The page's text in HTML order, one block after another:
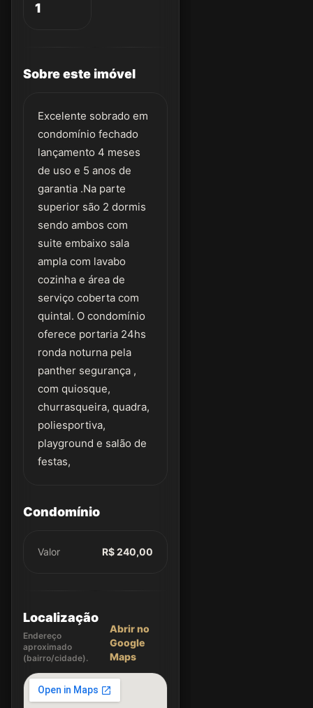
1
Sobre este imóvel
Excelente sobrado em
condomínio fechado
lançamento 4 meses
de uso e 5 anos de
garantia .Na parte
superior são 2 dormis
sendo ambos com
suite embaixo sala
ampla com lavabo
cozinha e área de
serviço coberta com
quintal. O condomínio
oferece portaria 24hs
ronda noturna pela
panther segurança ,
com quiosque,
churrasqueira, quadra,
poliesportiva,
playground e salão de
festas,
Condomínio
Valor R$ 240,00
Localização
Endereço
aproximado
(bairro/cidade).
Abrir no
Google
Maps